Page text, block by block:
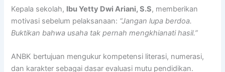
Kepala sekolah, Ibu Yetty Dwi Ariani, S.S, memberikan
motivasi sebelum pelaksanaan: “Jangan lupa berdoa.
Buktikan bahwa usaha tak pernah mengkhianati hasil.”
ANBK bertujuan mengukur kompetensi literasi, numerasi,
dan karakter sebagai dasar evaluasi mutu pendidikan.